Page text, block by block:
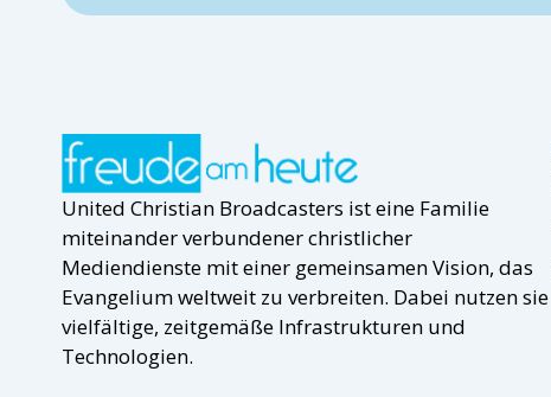
United Christian Broadcasters ist eine Familie
miteinander verbundener christlicher
Mediendienste mit einer gemeinsamen Vision, das
Evangelium weltweit zu verbreiten. Dabei nutzen sie
vielfältige, zeitgemäße Infrastrukturen und
Technologien.